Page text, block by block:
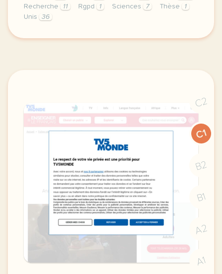
Recherche
11 Rgpd 1 Sciences 7 Thèse
1
Unis
36
le respect de votre vie privee est une priorite
C2
C1
B2
B1
A2
A1